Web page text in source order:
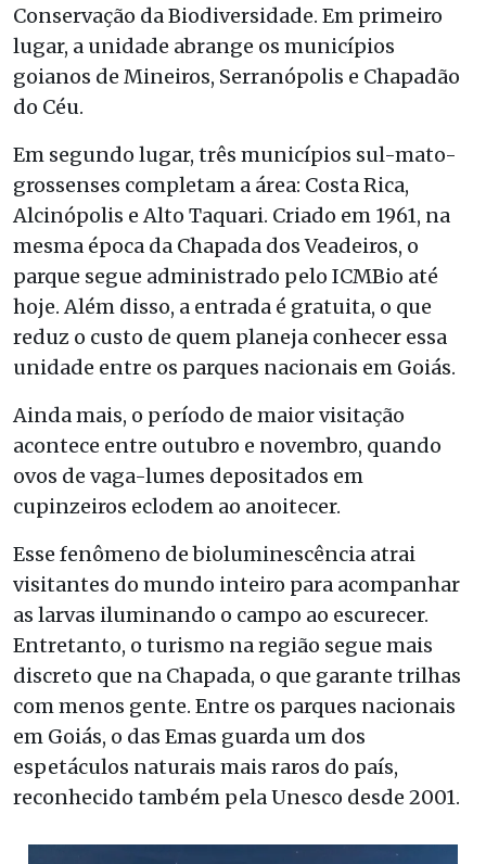
Conservação da Biodiversidade. Em primeiro
lugar, a unidade abrange os municípios
goianos de Mineiros, Serranópolis e Chapadão
do Céu.
Em segundo lugar, três municípios sul-mato-
grossenses completam a área: Costa Rica,
Alcinópolis e Alto Taquari. Criado em 1961, na
mesma época da Chapada dos Veadeiros, o
parque segue administrado pelo ICMBio até
hoje. Além disso, a entrada é gratuita, o que
reduz o custo de quem planeja conhecer essa
unidade entre os parques nacionais em Goiás.
Ainda mais, o período de maior visitação
acontece entre outubro e novembro, quando
ovos de vaga-lumes depositados em
cupinzeiros eclodem ao anoitecer.
Esse fenômeno de bioluminescência atrai
visitantes do mundo inteiro para acompanhar
as larvas iluminando o campo ao escurecer.
Entretanto, o turismo na região segue mais
discreto que na Chapada, o que garante trilhas
com menos gente. Entre os parques nacionais
em Goiás, o das Emas guarda um dos
espetáculos naturais mais raros do país,
reconhecido também pela Unesco desde 2001.